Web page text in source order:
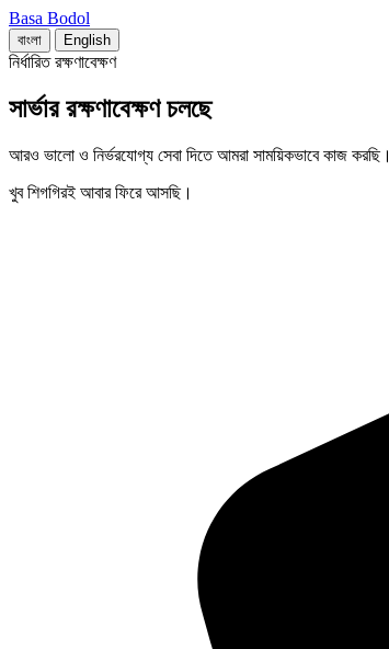
Basa Bodol
বাংলা English
নির্ধারিত রক্ষণাবেক্ষণ
সার্ভার রক্ষণাবেক্ষণ চলছে
আরও ভালো ও নির্ভরযোগ্য সেবা দিতে আমরা সাময়িকভাবে কাজ করছি।
খুব শিগগিরই আবার ফিরে আসছি।